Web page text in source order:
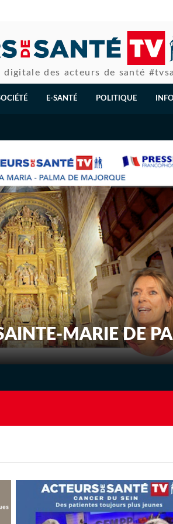
digitale des acteurs de santé
E-SANTÉ POLITIQUE INFO
MARIE DE
rejoignez la communauté des acteurs de